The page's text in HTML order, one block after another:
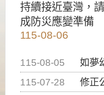
持續接近臺灣，
成防災應變準備
115-08-06
115-08-05
如夢
115-07-28
修正公告「墾丁